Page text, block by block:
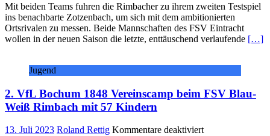
Weiße
warten
noch
auf
Mit beiden Teams fuhren die Rimbacher zu ihrem zweiten Testspiel
ins benachbarte Zotzenbach, um sich mit dem ambitionierten
Ortsrivalen zu messen. Beide Mannschaften des FSV Eintracht
wollen in der neuen Saison die letzte, enttäuschend verlaufende […]
Jugend
2. VfL Bochum 1848 Vereinscamp beim FSV Blau-
Weiß Rimbach mit 57 Kindern
13. Juli 2023 Roland Rettig Kommentare deaktiviertfür